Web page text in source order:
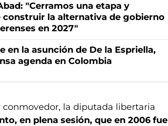
"Cerramos una etapa y
construir la alternativa de gobierno
en 2027"
en la asunción de De la Espriella,
agenda en Colombia
la diputada libertaria
en plena sesión, que en 2006 fue